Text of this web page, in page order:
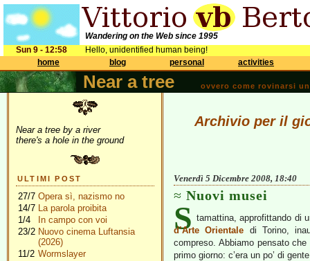
Wandering on the Web since 1995
Sun 9 - 12:58
Hello, unidentified human being!
home
blog personal activities
Near a tree ovvero come rovinarsi
Near a tree by a river
there's a hole in the ground
ULTIMI POST
27/7 Opera sì, nazismo no
14/7 La parola proibita
1/4
In campo con voi
23/2 Nuovo cinema Luftansia
(2026)
11/2 Wormslayer
Archivio per il
Venerdì 5 Dicembre 2008, 18:40
Nuovi musei
S tamattina, approfittando di
d’Arte Orientale di Torino,
compreso. Abbiamo pensato
primo giorno: c’era un po’ di